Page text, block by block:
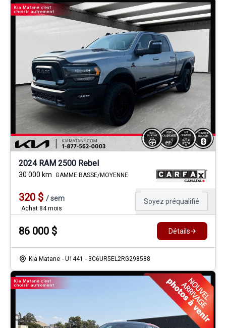
2024 RAM 2500 Rebel
30 000 km GAMME BASSE/MOYENNE
320 $ /sem
Achat 84 mois
Soyez préqualifié
86 000 $ Détails
Kia Matane - U1441 - 3C6UR5EL2RG298588